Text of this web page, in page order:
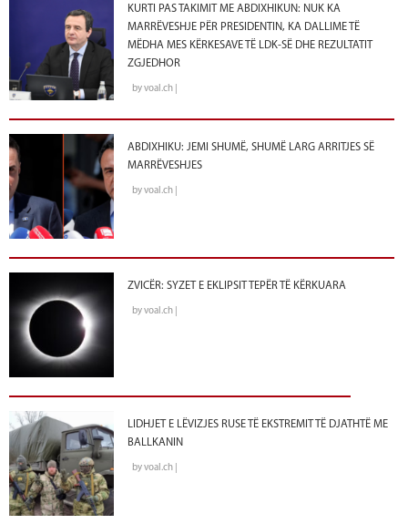
KURTI PAS TAKIMIT ME ABDIXHIKUN: NUK KA
MARRËVESHJE PËR PRESIDENTIN, KA DALLIME TË
MËDHA MES KËRKESAVE TË LDK-SË DHE REZULTATIT
ZGJEDHOR
by voal.ch |
ABDIXHIKU: JEMI SHUMË, SHUMË LARG ARRITJES SË
MARRËVESHJES
by voal.ch |
ZVICËR: SYZET E EKLIPSIT TEPËR TË KËRKUARA
by voal.ch |
LIDHJET E LËVIZJES RUSE TË EKSTREMIT TË DJATHTË ME
BALLKANIN
by voal.ch |